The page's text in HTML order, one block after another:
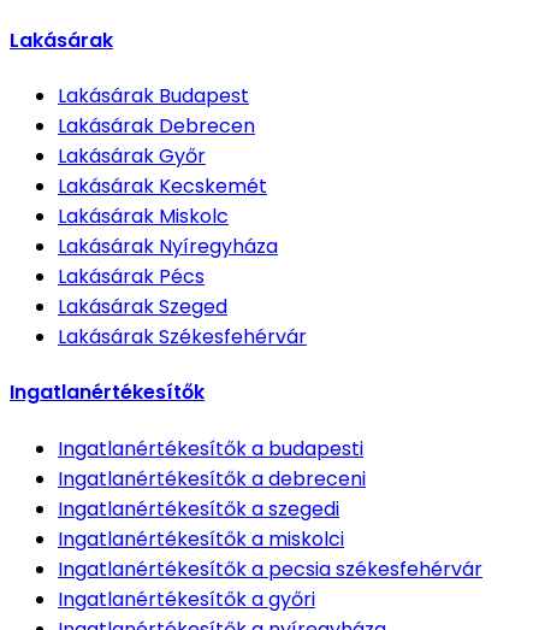
Lakásárak
Lakásárak Budapest
Lakásárak Debrecen
LakásárakGyőr
Lakásárak Kecskemét
Lakásárak Miskolc
Lakásárak Nyíregyháza
Lakásárak Pécs
LakásárakSzeged
LakásárakSzékesfehérvár
Ingatlanértékesítők
Ingatlanértékesítőka budapesti
Ingatlanértékesítőka debreceni
Ingatlanértékesítőka szegedi
Ingatlanértékesítőka miskolci
Ingatlanértékesítőka pecsia székesfehérvár
Ingatlanértékesítőka győri